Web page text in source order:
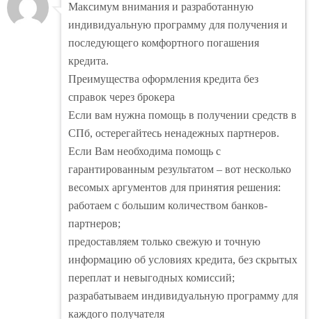
Максимум внимания и разработанную
индивидуальную программу для получения и
последующего комфортного погашения
кредита.
Преимущества оформления кредита без
справок через брокера
Если вам нужна помощь в получении средств в
СПб, остерегайтесь ненадежных партнеров.
Если Вам необходима помощь с
гарантированным результатом – вот несколько
весомых аргументов для принятия решения:
работаем с большим количеством банков-
партнеров;
предоставляем только свежую и точную
информацию об условиях кредита, без скрытых
переплат и невыгодных комиссий;
разрабатываем индивидуальную программу для
каждого получателя